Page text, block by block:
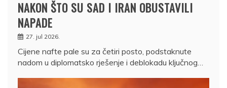
NAKON ŠTO SU SAD I IRAN OBUSTAVILI
NAPADE
27. jul 2026.
Cijene nafte pale su za četiri posto, podstaknute
nadom u diplomatsko rješenje i deblokadu ključnog…